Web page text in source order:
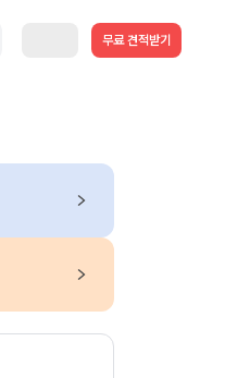
무료 견적받기